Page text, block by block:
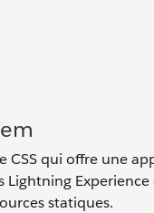
CSS qui offre une
statiques.